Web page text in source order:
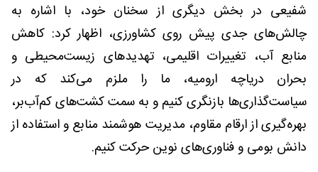
شفیعی در بخش دیگری از سخنان خود، با اشاره به
چالش‌های جدی پیش روی کشاورزی، اظهار کرد: کاهش
منابع آب، تغییرات اقلیمی، تهدیدهای زیست‌محیطی و
بحران دریاچه ارومیه، ما را ملزم می‌کند که در
سیاست‌گذاری‌ها بازنگری کنیم و به سمت کشت‌های کم‌آب‌بر،
بهره‌گیری از ارقام مقاوم، مدیریت هوشمند منابع و استفاده از
دانش بومی و فناوری‌های نوین حرکت کنیم.